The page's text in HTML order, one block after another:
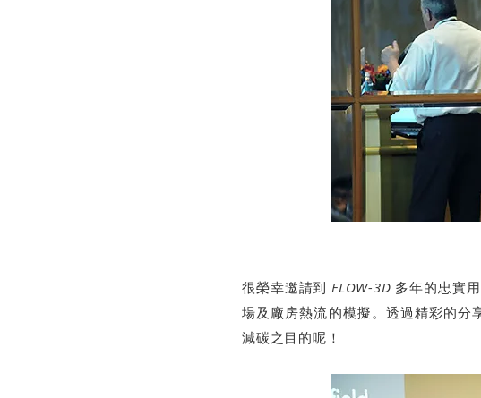
很榮幸邀請到FLOW-3D 多年的忠實
場及廠房熱流的模擬。透過精彩的
減碳之目的呢！